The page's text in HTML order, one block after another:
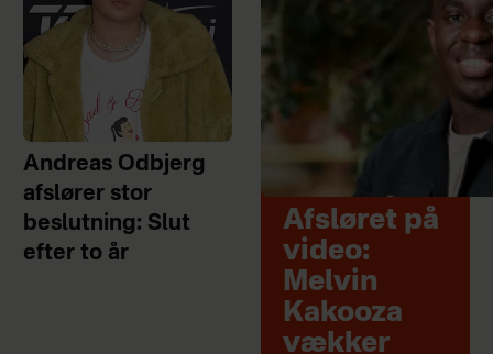
Andreas Odbjerg
afslører stor
beslutning: Slut
efter to år
Afsløret på
video:
Melvin
Kakooza
vækker